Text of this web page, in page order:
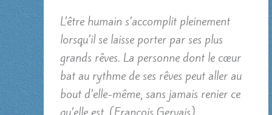
L’être humain s’accomplit pleinement
lorsqu’il se laisse porter par ses plus
grands rêves. La personne dont le cœur
bat au rythme de ses rêves peut aller au
bout d’elle-même, sans jamais renier ce